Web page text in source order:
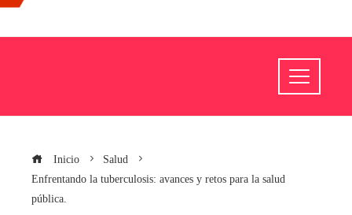
Inicio
Salud
Enfrentando la tuberculosis: avances y retos para la salud
pública.